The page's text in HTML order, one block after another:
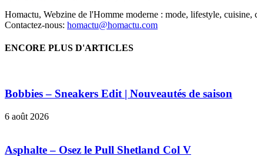
Homactu, Webzine de l'Homme moderne : mode, lifestyle, cuisine,
Contactez-nous: homactu@homactu.com
ENCORE PLUS D'ARTICLES
Bobbies – Sneakers Edit | Nouveautés de saison
6 août 2026
Asphalte – Osez le Pull Shetland Col V